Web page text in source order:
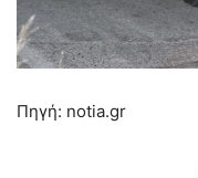
Πηγή: notia.gr